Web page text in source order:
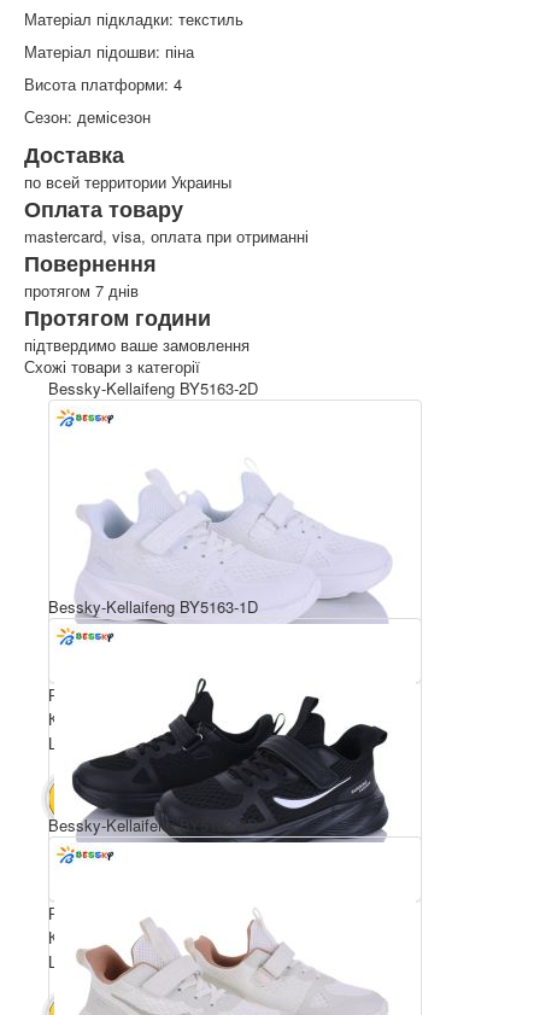
Матеріал підкладки: текстиль
Матеріал підошви: піна
Висота платформи: 4
Сезон: демісезон
Доставка
по всей территории Украины
Оплата товару
mastercard, visa, оплата при отриманні
Повернення
протягом 7 днів
Протягом години
підтвердимо ваше замовлення
Схожі товари з категорії
Bessky-Kellaifeng BY5163-2D
Розмірний ряд: 36-41
Комплектація ящика: 8
Ціна за пару: 650 грн.
В КОШИК 5200 грн.
Bessky-Kellaifeng BY5163-1D
Розмірний ряд: 36-41
Комплектація ящика: 8
Ціна за пару: 650 грн.
Bessky-Kellaifeng BY5163-6D